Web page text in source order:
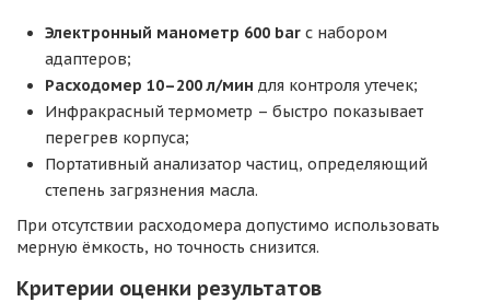
Электронный манометр 600 bar с набором
адаптеров;
Расходомер 10–200 л/мин для контроля утечек;
Инфракрасный термометр – быстро показывает
перегрев корпуса;
Портативный анализатор частиц, определяющий
степень загрязнения масла.
При отсутствии расходомера допустимо использовать
мерную ёмкость, но точность снизится.
Критерии оценки результатов